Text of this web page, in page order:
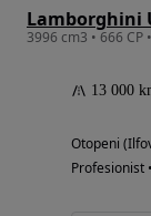
Lamborghini
3996 cm3 • 666 CP
13 000
Otopeni
Profesionist